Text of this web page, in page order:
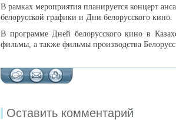
В рамках мероприятия планируется концерт
белорусской графики и Дни белорусского кино.
В программе Дней белорусского кино в
фильмы, а также фильмы производства
Оставить комментарий